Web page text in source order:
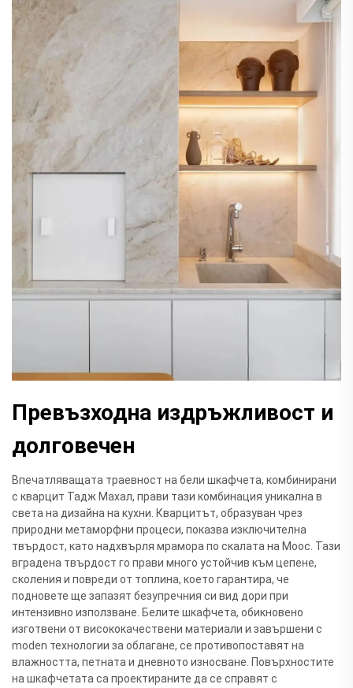
Превъзходна издръжливост и
долговечен
Впечатляващата траевност на бели шкафчета, комбинирани
с кварцит Тадж Махал, прави тази комбинация уникална в
света на дизайна на кухни. Кварцитът, образуван чрез
природни метаморфни процеси, показва изключителна
твърдост, като надхвърля мрамора по скалата на Моос. Тази
вградена твърдост го прави много устойчив към цепене,
сколения и повреди от топлина, което гарантира, че
подновете ще запазят безупречния си вид дори при
интензивно използване. Белите шкафчета, обикновено
изготвени от висококачествени материали и завършени с
moden технологии за облагане, се противопоставят на
влажността, петната и дневното износване. Повърхностите
на шкафчетата са проектираните да се справят с